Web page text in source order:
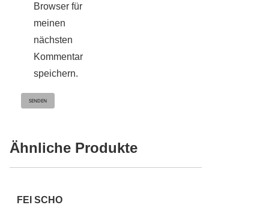
Browser für
meinen
nächsten
Kommentar
speichern.
Ähnliche Produkte
FEI SCHO